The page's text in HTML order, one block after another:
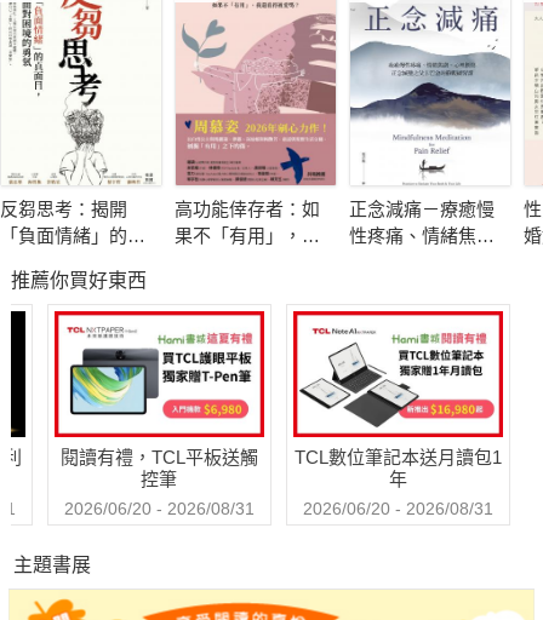
寶島聯播網 總經理 賴靜嫻
如果說導演是影視作品的魔法師，
Judy朱馥瑜教授則是人生的魔法師。
她創造了許多台上台下的人物，透過她追求完美的個性，
用最簡約的「包浩斯」形式，
極力推薦本書，它將為你
注入生命的智慧，讓你活出自信，活出美麗！
導演 徐進良
可貴的是Judy能夠一一析理。
Judy「化零為整」，走過的路、見過的人、經歷的事與愛，
當它們接受召喚而回歸時，欣見Judy的生涯小總和，在我與他者
之間，
反芻思考：揭開
「負面情緒」的真
境的勇氣
高功能倖存者：如
果不「有用」，我
正念減痛－療癒慢
性疼痛、情緒焦
的靜觀練習課
推薦你買好東西
閱讀有禮，TCL平板送觸
控筆
2026/06/20 - 2026/08/31
TCL數位筆記本送月讀包1
年
2026/06/20 - 2026/08/31
主題書展